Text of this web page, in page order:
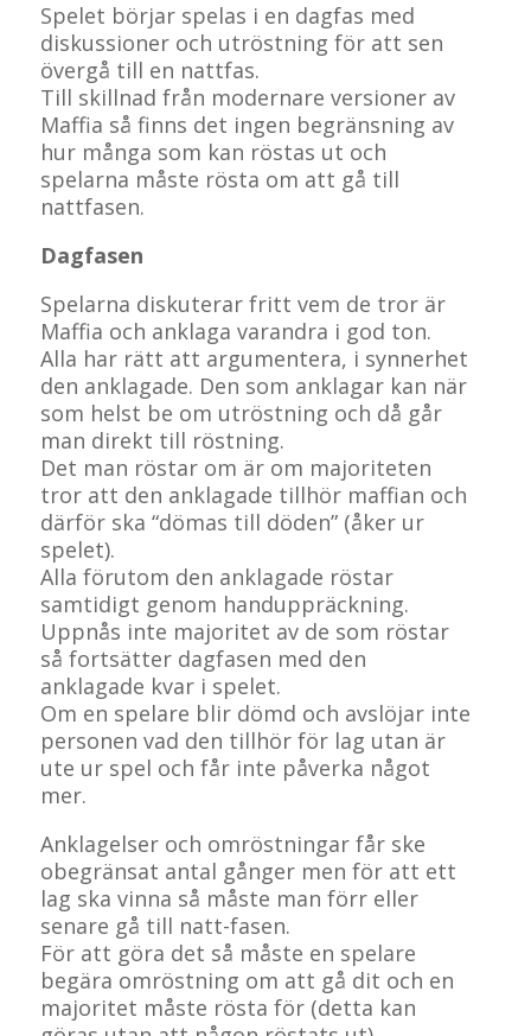
Spelet börjar spelas i en dagfas med
diskussioner och utröstning för att sen
övergå till en nattfas.
Till skillnad från modernare versioner av
Maffia så finns det ingen begränsning av
hur många som kan röstas ut och
spelarna måste rösta om att gå till
nattfasen.
Dagfasen
Spelarna diskuterar fritt vem de tror är
Maffia och anklaga varandra i god ton.
Alla har rätt att argumentera, i synnerhet
den anklagade. Den som anklagar kan när
som helst be om utröstning och då går
man direkt till röstning.
Det man röstar om är om majoriteten
tror att den anklagade tillhör maffian och
därför ska “dömas till döden” (åker ur
spelet).
Alla förutom den anklagade röstar
samtidigt genom handuppräckning.
Uppnås inte majoritet av de som röstar
så fortsätter dagfasen med den
anklagade kvar i spelet.
Om en spelare blir dömd och avslöjar inte
personen vad den tillhör för lag utan är
ute ur spel och får inte påverka något
mer.
Anklagelser och omröstningar får ske
obegränsat antal gånger men för att ett
lag ska vinna så måste man förr eller
senare gå till natt-fasen.
För att göra det så måste en spelare
begära omröstning om att gå dit och en
majoritet måste rösta för (detta kan